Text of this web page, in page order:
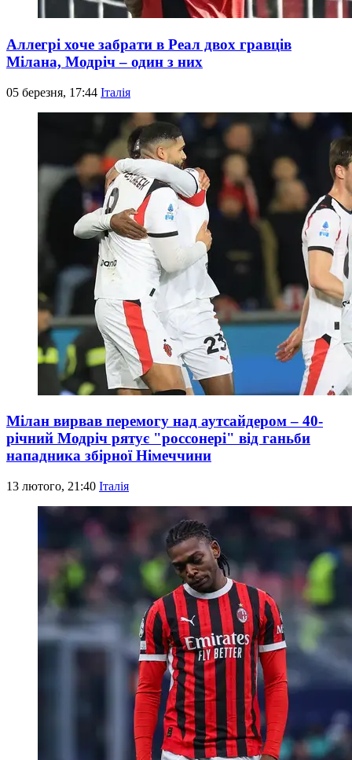
Аллегрі хоче забрати в Реал двох гравців
Мілана, Модріч – один з них
05 березня, 17:44 Італія
Мілан вирвав перемогу над аутсайдером – 40-
річний Модріч рятує "россонері" від ганьби
нападника збірної Німеччини
13 лютого, 21:40 Італія